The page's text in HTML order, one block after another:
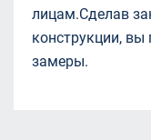
лицам.Сделав
конструкции, вы
замеры.